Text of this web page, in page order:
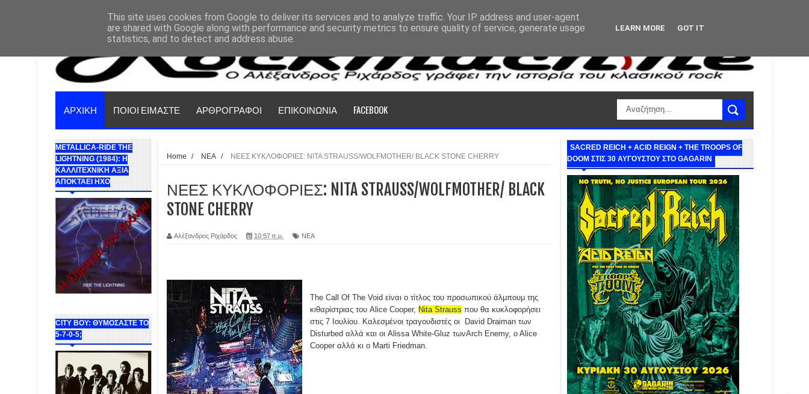
ΑΡΧΙΚΗ ΠΟΙΟΙ ΕΙΜΑΣΤΕ ΑΡΘΡΟΓΡΑΦΟΙ ΕΠΙΚΟΙΝΩΝΙΑ FACEBOOK
METALLICA-RIDE THE
LIGHTNING (1984): Η
ΚΑΛΛΙΤΕΧΝΙΚΗ ΑΞΙΑ
ΑΠΟΚΤΑΕΙ ΗΧΟ
CITY BOY: ΘΥΜΟΣΑΣΤΕ ΤΟ
5-7-0-5;
Home / ΝΕΑ / ΝΕΕΣ ΚΥΚΛΟΦΟΡΙΕΣ: NITA STRAUSS/WOLFMOTHER/ BLACK STONE CHERRY
ΝΕΕΣ ΚΥΚΛΟΦΟΡΙΕΣ: NITA STRAUSS/WOLFMOTHER/ BLACK
STONE CHERRY
Αλέξανδρος Ριχάρδος 10:57 π.μ. ΝΕΑ
The Call Of The Void είναι ο τίτλος του προσωπικού άλμπουμ της
κιθαρίστριας του Alice Cooper, Nita Strauss που θα κυκλοφορήσει
στις 7 Ιουλίου. Καλεσμένοι τραγουδιστές οι David Draiman των
Disturbed αλλά και οι Alissa White-Gluz τωνArch Enemy, o Alice
Cooper αλλά κι ο Marti Friedman.
SACRED REICH + ACID REIGN + THE TROOPS OF
DOOM ΣΤΙΣ 30 ΑΥΓΟΥΣΤΟΥ ΣΤΟ GAGARIN
This site uses cookies from Google to deliver its services and to analyze traffic. Your IP address and user-agent
are shared with Google along with performance and security metrics to ensure quality of service, generate usage
statistics, and to detect and address abuse.
LEARN MORE GOT IT